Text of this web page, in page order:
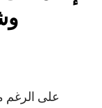
على الرغم